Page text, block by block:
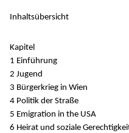
Inhaltsübersicht
Kapitel
1 Einführung
2 Jugend
3 Bürgerkrieg in Wien
4 Politik der Straße
5 Emigration in the USA
6 Heirat und soziale